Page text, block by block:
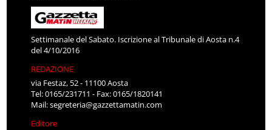
Settimanale del Sabato. Iscrizione al Tribunale di Aosta n.4
del 4/10/2016
REDAZIONE
via Festaz, 52 - 11100 Aosta
Tel: 0165/231711 - Fax: 0165/1820141
Mail:segreteria@gazzettamatin.com
Editore